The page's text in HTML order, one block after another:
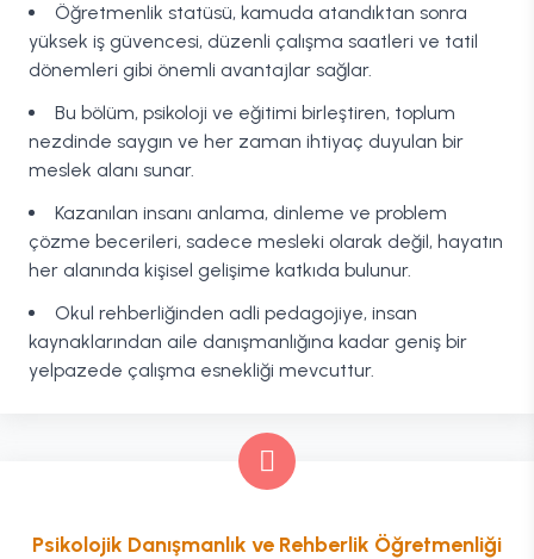
Öğretmenlik statüsü, kamuda atandıktan sonra
yüksek iş güvencesi, düzenli çalışma saatleri ve tatil
dönemleri gibi önemli avantajlar sağlar.
Bu bölüm, psikoloji ve eğitimi birleştiren, toplum
nezdinde saygın ve her zaman ihtiyaç duyulan bir
meslek alanı sunar.
Kazanılan insanı anlama, dinleme ve problem
çözme becerileri, sadece mesleki olarak değil, hayatın
her alanında kişisel gelişime katkıda bulunur.
Okul rehberliğinden adli pedagojiye, insan
kaynaklarından aile danışmanlığına kadar geniş bir
yelpazede çalışma esnekliği mevcuttur.
Psikolojik Danışmanlık ve Rehberlik Öğretmenliği